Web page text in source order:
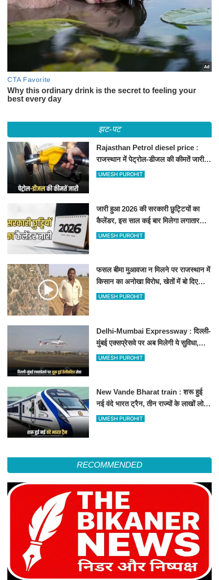
झट-पट
Rajasthan Petrol diesel price :
राजस्थान में पेट्रोल-डीजल की कीमतें जारी,
जानिए बीकानेर समेत पुरे प्रदेश में नए रेट
UMESH PUROHIT
जारी हुआ 2026 की सरकारी छुट्टियों का
कैलेंडर, इस साल कई बार मिलेगा लगातार
अवकाश, देखें
UMESH PUROHIT
फसल बीमा मुआवजा न मिलने पर राजस्थान में
किसान का अनोखा विरोध, खेतों में बो दिए
500-500 रुपए के नोट, वीडियो वायरल
UMESH PUROHIT
Delhi-Mumbai Expressway : दिल्ली-
मुंबई एक्सप्रेसवे पर अब मिलेगी ये सुविधा,
हेलीकॉप्टर सर्विस से तुरंत घायल पहुंचेगा
UMESH PUROHIT
New Vande Bharat train : शरू हुई
नई वंदे भारत ट्रैन, तीन राज्यों के लाखों लोगों
का सफर होगा आसान, देखें पूरा रूटमैप
UMESH PUROHIT
RECOMMENDED